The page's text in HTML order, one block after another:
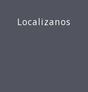
Localizanos